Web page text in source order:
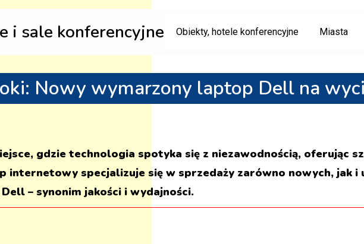
i sale konferencyjne Obiekty, hotele konferencyjne Miasta
Nowy wymarzony laptop Dell na
gdzie technologia spotyka się z niezawodnością, oferując
internetowy specjalizuje się w sprzedaży zarówno nowych, jak i
– synonim jakości i wydajności.